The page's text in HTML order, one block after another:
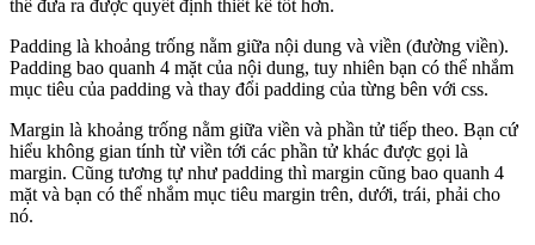
thể đưa ra được quyết định thiết kế tốt hơn.
Padding là khoảng trống nằm giữa nội dung và viền (đường viền).
Padding bao quanh 4 mặt của nội dung, tuy nhiên bạn có thể nhắm
mục tiêu của padding và thay đổi padding của từng bên với css.
Margin là khoảng trống nằm giữa viền và phần tử tiếp theo. Bạn cứ
hiểu không gian tính từ viền tới các phần tử khác được gọi là
margin. Cũng tương tự như padding thì margin cũng bao quanh 4
mặt và bạn có thể nhắm mục tiêu margin trên, dưới, trái, phải cho
nó.